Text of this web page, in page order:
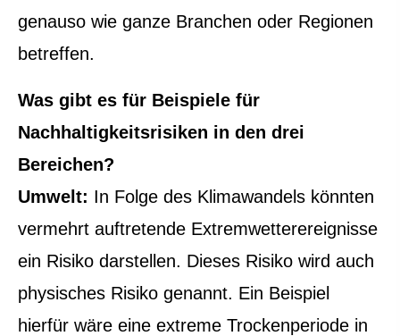
genauso wie ganze Branchen oder Regionen
betreffen.
Was gibt es für Beispiele für
Nachhaltigkeitsrisiken in den drei
Bereichen?
Umwelt: In Folge des Klimawandels könnten
vermehrt auftretende Extremwetterereignisse
ein Risiko darstellen. Dieses Risiko wird auch
physisches Risiko genannt. Ein Beispiel
hierfür wäre eine extreme Trockenperiode in